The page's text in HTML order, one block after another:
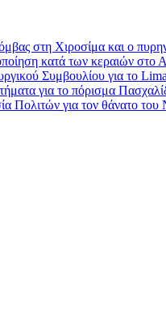
στη Χιροσίμα και ο
κατά των κεραιών στο
Συμβουλίου για το
για το πόρισμα
Πολιτών για τον θάνατο